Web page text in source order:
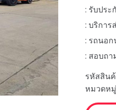
: รับประ
: บริกา
: รถนอก
: สอบถา
รหัสสิน
หมวดห